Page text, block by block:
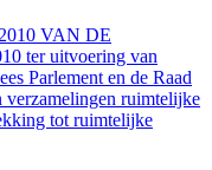
VAN DE
ter uitvoering van
Parlement en de Raad
verzamelingen ruimtelijke
tot ruimtelijke